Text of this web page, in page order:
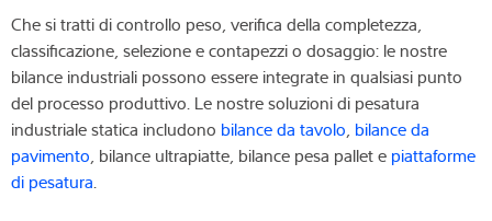
Assistenza tecnica
Soluzioni industriali
Competenza e conoscenza
Chi siamo
Che si tratti di controllo peso, verifica della completezza,
classificazione, selezione e contapezzi o dosaggio: le nostre
bilance industriali possono essere integrate in qualsiasi punto
del processo produttivo. Le nostre soluzioni di pesatura
industriale statica includono bilance da tavolo, bilance da
pavimento, bilance ultrapiatte, bilance pesa pallet e piattaforme
di pesatura.